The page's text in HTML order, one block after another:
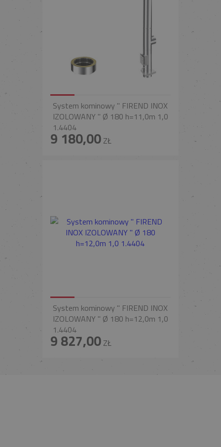
System kominowy " FIREND INOX
IZOLOWANY " Ø 180 h=11,0m 1,0
1.4404
9 180,00ZŁ
System kominowy " FIREND INOX
IZOLOWANY " Ø 180 h=12,0m 1,0
1.4404
9 827,00ZŁ